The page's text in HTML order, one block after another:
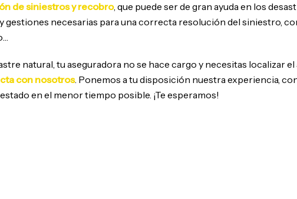
de siniestros y recobro, que puede ser de gran ayuda en los
gestiones necesarias para una correcta resolución del siniestro,
natural, tu aseguradora no se hace cargo y necesitas localizar
con nosotros. Ponemos a tu disposición nuestra experiencia,
en el menor tiempo posible. ¡Te esperamos!